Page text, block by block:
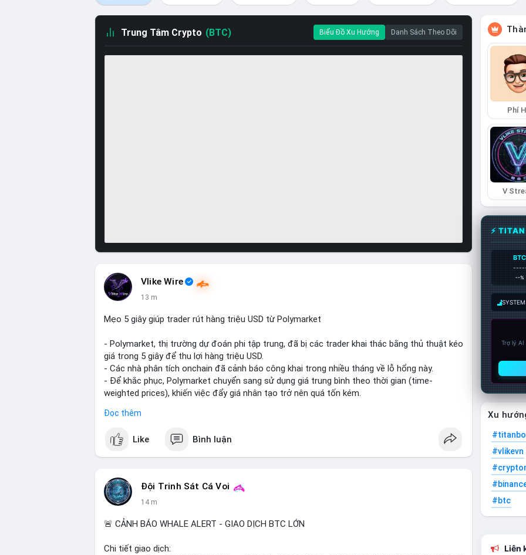
Trung Tâm Crypto (BTC) Biểu Đồ Xu Hướng Danh Sách Theo Dõi
Vlike Wire
13 m
Mẹo 5 giây giúp trader rút hàng triệu USD từ Polymarket
- Polymarket, thị trường dự đoán phi tập trung, đã bị các trader khai thác bằng thủ thuật kéo
giá trong 5 giây để thu lợi hàng triệu USD.
- Các nhà phân tích onchain đã cảnh báo công khai trong nhiều tháng về lỗ hổng này.
- Để khắc phục, Polymarket chuyển sang sử dụng giá trung bình theo thời gian (time-
weighted prices), khiến việc đẩy giá nhân tạo trở nên quá tốn kém.
túng.
#polymarket #cryptonews #defi
#vlikevn #titanbot
📰 Nguồn: CoinDesk
Đọc thêm
Like Bình luận
Đội Trinh Sát Cá Voi
14 m
🚨 CẢNH BÁO WHALE ALERT - GIAO DỊCH BTC LỚN
Chi tiết giao dịch:
Phí
V
⚡
BTC
--%
Trợ lý
Xu
#vlikevn
#btc
Liên